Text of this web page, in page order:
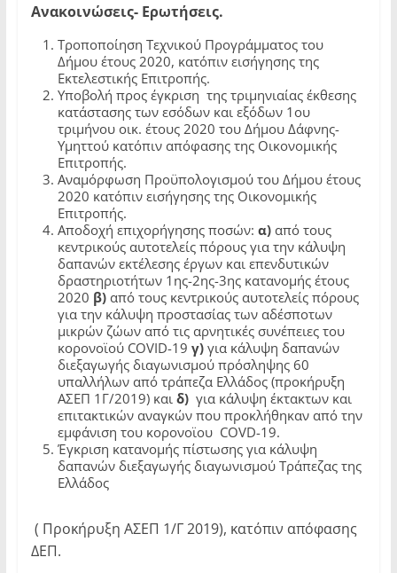
Ανακοινώσεις- Ερωτήσεις.
Τροποποίηση Τεχνικού Προγράμματος του
Δήμου έτους 2020, κατόπιν εισήγησης της
Εκτελεστικής Επιτροπής.
Υποβολή προς έγκριση της τριμηνιαίας έκθεσης
κατάστασης των εσόδων και εξόδων 1ου
τριμήνου οικ. έτους 2020 του Δήμου Δάφνης-
Υμηττού κατόπιν απόφασης της Οικονομικής
Επιτροπής.
Αναμόρφωση Προϋπολογισμού του Δήμου έτους
2020 κατόπιν εισήγησης της Οικονομικής
Επιτροπής.
Αποδοχή επιχορήγησης ποσών: α)από τους
κεντρικούς αυτοτελείς πόρους για την κάλυψη
δαπανών εκτέλεσης έργων και επενδυτικών
δραστηριοτήτων 1ης-2ης-3ης κατανομής έτους
2020 β)από τους κεντρικούς αυτοτελείς πόρους
για την κάλυψη προστασίας των αδέσποτων
μικρών ζώων από τις αρνητικές συνέπειες του
κορονοϊού COVID-19 γ)για κάλυψη δαπανών
διεξαγωγής διαγωνισμού πρόσληψης 60
υπαλλήλων από τράπεζα Ελλάδος (προκήρυξη
ΑΣΕΠ 1Γ/2019) και δ)για κάλυψη έκτακτων και
επιτακτικών αναγκών που προκλήθηκαν από την
εμφάνιση του κορονοϊου COVD-19.
Έγκριση κατανομής πίστωσης για κάλυψη
δαπανών διεξαγωγής διαγωνισμού Τράπεζας της
Ελλάδος
( Προκήρυξη ΑΣΕΠ 1/Γ 2019), κατόπιν απόφασης
ΔΕΠ.